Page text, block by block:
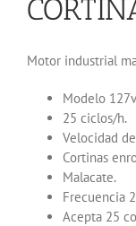
Motor industrial
Modelo
25 ciclos/h.
Velocidad
Cortinas
Malacate.
Frecuencia
Acepta 25